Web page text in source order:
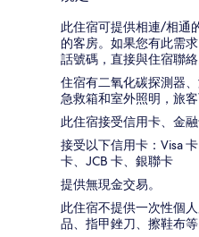
此住宿可提供相連/相通
的客房。如果您有此需
話號碼，直接與住宿聯絡
住宿有二氧化碳探測器
急救箱和室外照明，旅客
此住宿接受信用卡、金
接受以下信用卡：Visa
卡、JCB 卡、銀聯卡
提供無現金交易。
此住宿不提供一次性個
品、指甲銼刀、擦鞋布等